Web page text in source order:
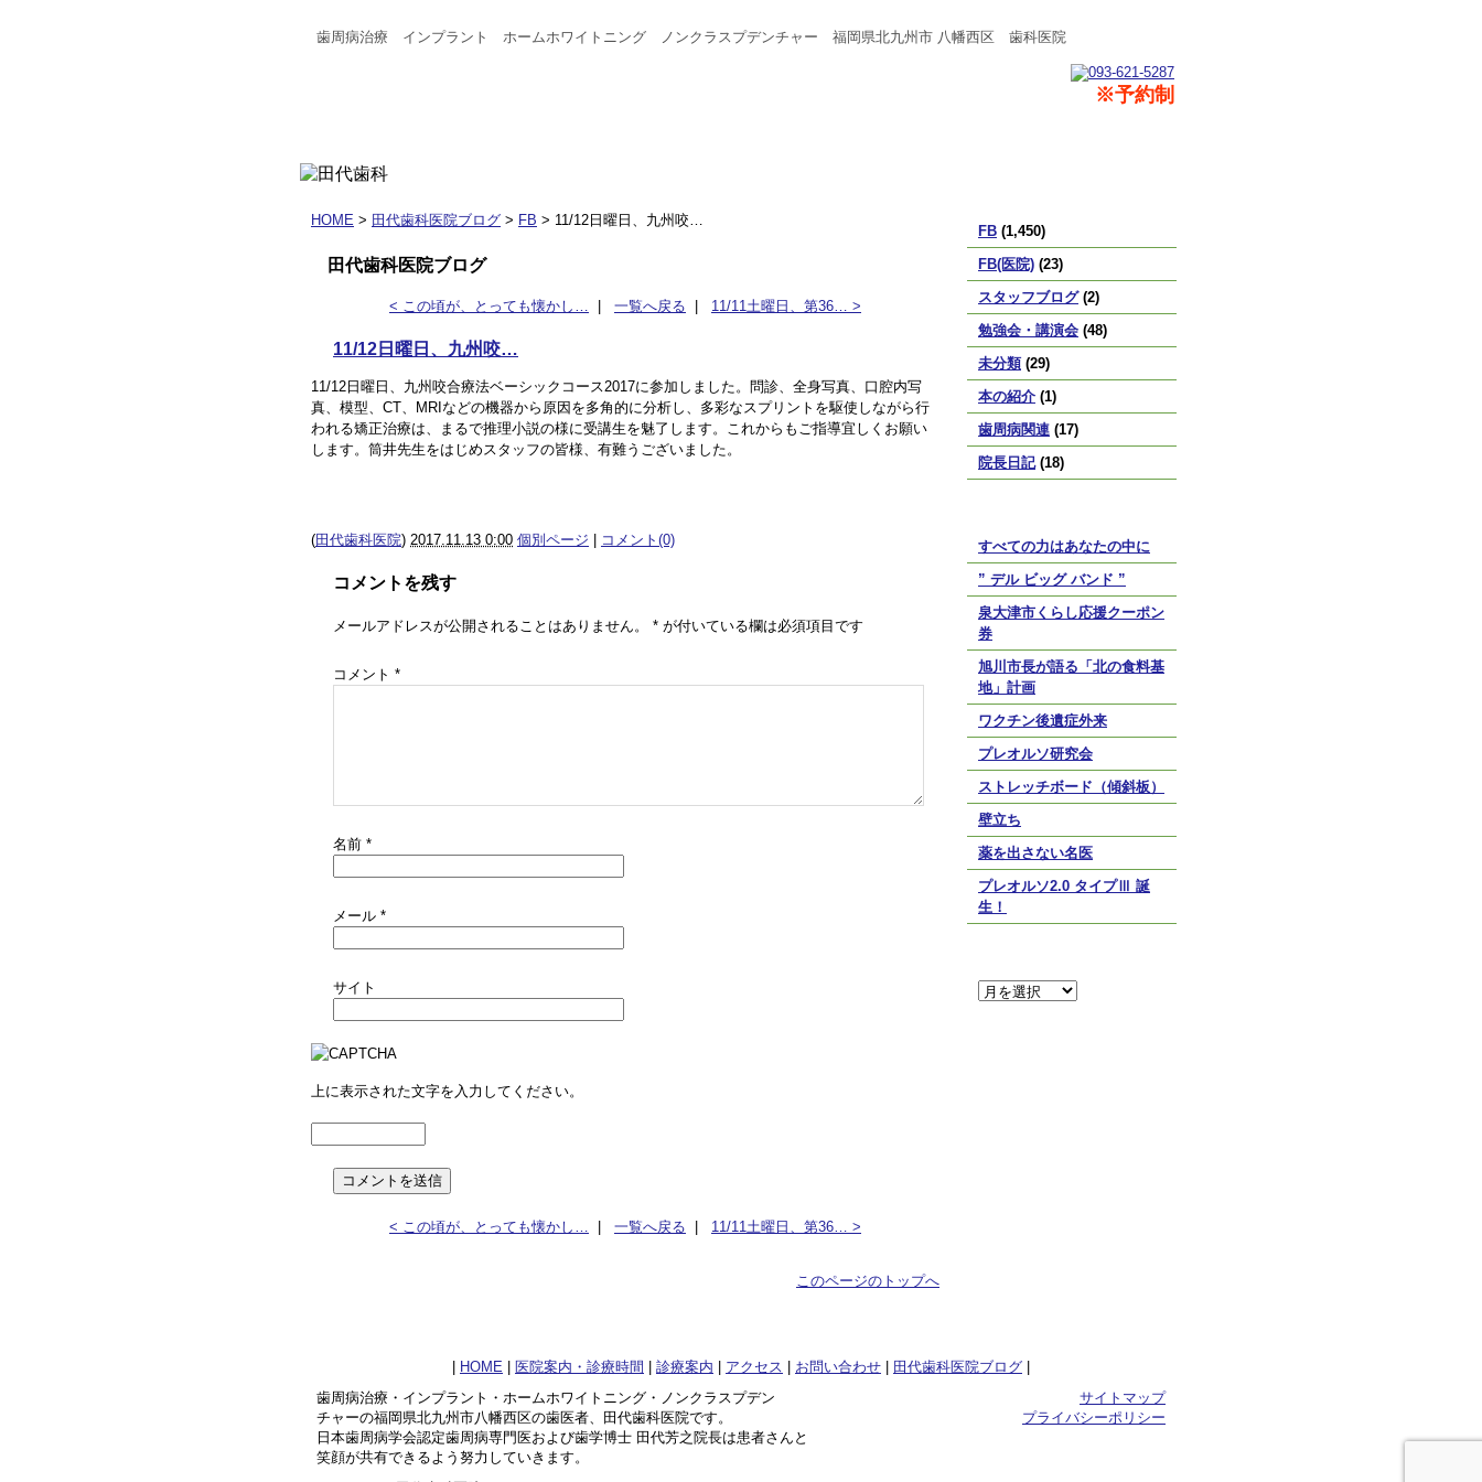
歯周病治療 インプラント ホームホワイトニング ノンクラスプデンチャー 福岡県北九州市 八幡西区 歯科医院
※予約制
FB (1,450)
FB(医院) (23)
スタッフブログ(2)
勉強会・講演会 (48)
未分類(29)
本の紹介 (1)
歯周病関連 (17)
院長日記(18)
すべての力はあなたの中に
” デル ビッグ バンド ”
泉大津市くらし応援クーポン
券
旭川市長が語る「北の食料基
地」計画
ワクチン後遺症外来
プレオルソ研究会
ストレッチボード（傾斜板）
壁立ち
薬を出さない名医
プレオルソ2.0 タイプⅢ 誕
生！
HOME > 田代歯科医院ブログ > FB > 11/12日曜日、九州咬…
田代歯科医院ブログ
< この頃が、とっても懐かし… 一覧へ戻る 11/11土曜日、第36… >
11/12日曜日、九州咬…
11/12日曜日、九州咬合療法ベーシックコース2017に参加しました。問診、全身写真、口腔内写
真、模型、CT、MRIなどの機器から原因を多角的に分析し、多彩なスプリントを駆使しながら行
われる矯正治療は、まるで推理小説の様に受講生を魅了します。これからもご指導宜しくお願い
します。筒井先生をはじめスタッフの皆様、有難うございました。
(田代歯科医院) 2017.11.13 0:00 個別ページ コメント(0)
コメントを残す
メールアドレスが公開されることはありません。 * が付いている欄は必須項目です
コメント *
名前 *
メール *
サイト
上に表示された文字を入力してください。
< この頃が、とっても懐かし… 一覧へ戻る 11/11土曜日、第36… >
このページのトップへ
HOME 医院案内・診療時間 診療案内 アクセス お問い合わせ 田代歯科医院ブログ
歯周病治療・インプラント・ホームホワイトニング・ノンクラスプデン
チャーの福岡県北九州市八幡西区の歯医者、田代歯科医院です。
日本歯周病学会認定歯周病専門医および歯学博士 田代芳之院長は患者さんと
笑顔が共有できるよう努力していきます。
サイトマップ
プライバシーポリシー